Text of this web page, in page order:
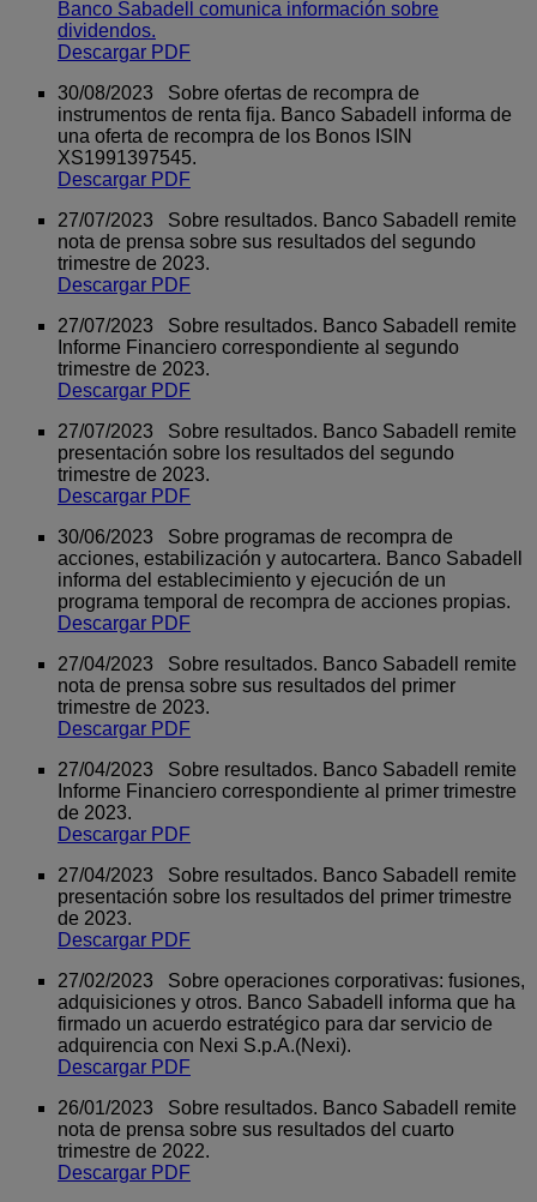
Banco Sabadell comunica información sobre
dividendos.
Descargar PDF
30/08/2023 Sobre ofertas de recompra de
instrumentos de renta fija. Banco Sabadell informa de
una oferta de recompra de los Bonos ISIN
XS1991397545.
Descargar PDF
27/07/2023 Sobre resultados. Banco Sabadell remite
nota de prensa sobre sus resultados del segundo
trimestre de 2023.
Descargar PDF
27/07/2023 Sobre resultados. Banco Sabadell remite
Informe Financiero correspondiente al segundo
trimestre de 2023.
Descargar PDF
27/07/2023 Sobre resultados. Banco Sabadell remite
presentación sobre los resultados del segundo
trimestre de 2023.
Descargar PDF
30/06/2023 Sobre programas de recompra de
acciones, estabilización y autocartera. Banco Sabadell
informa del establecimiento y ejecución de un
programa temporal de recompra de acciones propias.
Descargar PDF
27/04/2023 Sobre resultados. Banco Sabadell remite
nota de prensa sobre sus resultados del primer
trimestre de 2023.
Descargar PDF
27/04/2023 Sobre resultados. Banco Sabadell remite
Informe Financiero correspondiente al primer trimestre
de 2023.
Descargar PDF
27/04/2023 Sobre resultados. Banco Sabadell remite
presentación sobre los resultados del primer trimestre
de 2023.
Descargar PDF
27/02/2023 Sobre operaciones corporativas: fusiones,
adquisiciones y otros. Banco Sabadell informa que ha
firmado un acuerdo estratégico para dar servicio de
adquirencia con Nexi S.p.A.(Nexi).
Descargar PDF
26/01/2023 Sobre resultados. Banco Sabadell remite
nota de prensa sobre sus resultados del cuarto
trimestre de 2022.
Descargar PDF